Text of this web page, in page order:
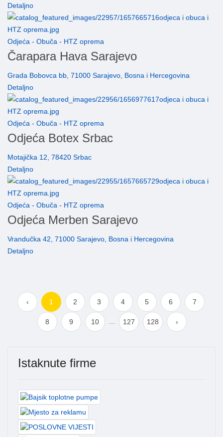
Detaljno
Odjeća - Obuča - HTZ oprema
Čarapara Hava Sarajevo
Grada Bobovca bb, 71000 Sarajevo, Bosna i Hercegovina
Detaljno
Odjeća - Obuča - HTZ oprema
Odjeća Botex Srbac
Motajička 12, 78420 Srbac
Detaljno
Odjeća - Obuča - HTZ oprema
Odjeća Merben Sarajevo
Vrandučka 42, 71000 Sarajevo, Bosna i Hercegovina
Detaljno
‹ 1 2 3 4 5 6 7
8 9 10 ... 127 128 ›
Istaknute firme